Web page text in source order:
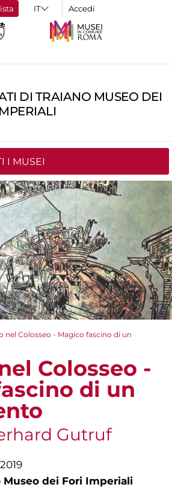
Accedi
DI TRAIANO MUSEO DEI
I MUSEI
nel Colosseo - Magico fascino di un
Colosseo -
di un
Gutruf
Museo dei Fori Imperiali